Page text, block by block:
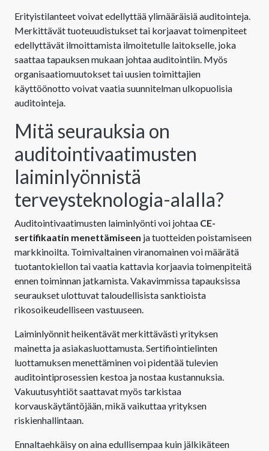
Erityistilanteet voivat edellyttää ylimääräisiä auditointeja.
Merkittävät tuoteuudistukset tai korjaavat toimenpiteet
edellyttävät ilmoittamista ilmoitetulle laitokselle, joka
saattaa tapauksen mukaan johtaa auditointiin. Myös
organisaatiomuutokset tai uusien toimittajien
käyttöönotto voivat vaatia suunnitelman ulkopuolisia
auditointeja.
Mitä seurauksia on
auditointivaatimusten
laiminlyönnistä
terveysteknologia-alalla?
Auditointivaatimusten laiminlyönti voi johtaa CE-
sertifikaatin menettämiseen ja tuotteiden poistamiseen
markkinoilta. Toimivaltainen viranomainen voi määrätä
tuotantokiellon tai vaatia kattavia korjaavia toimenpiteitä
ennen toiminnan jatkamista. Vakavimmissa tapauksissa
seuraukset ulottuvat taloudellisista sanktioista
rikosoikeudelliseen vastuuseen.
Laiminlyönnit heikentävät merkittävästi yrityksen
mainetta ja asiakasluottamusta. Sertifiointielinten
luottamuksen menettäminen voi pidentää tulevien
auditointiprosessien kestoa ja nostaa kustannuksia.
Vakuutusyhtiöt saattavat myös tarkistaa
korvauskäytäntöjään, mikä vaikuttaa yrityksen
riskienhallintaan.
Ennaltaehkäisy on aina edullisempaa kuin jälkikäteen